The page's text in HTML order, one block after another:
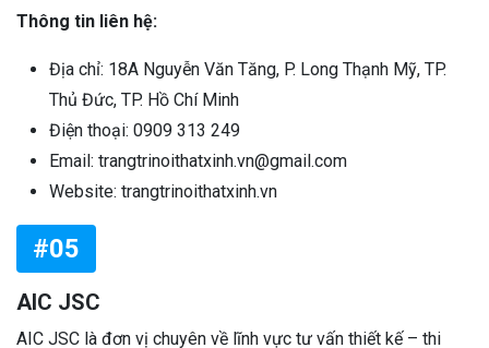
Thông tin liên hệ:
Địa chỉ: 18A Nguyễn Văn Tăng, P. Long Thạnh Mỹ, TP.
Thủ Đức, TP. Hồ Chí Minh
Điện thoại: 0909 313 249
Email: trangtrinoithatxinh.vn@gmail.com
Website: trangtrinoithatxinh.vn
#05
AIC JSC
AIC JSC là đơn vị chuyên về lĩnh vực tư vấn thiết kế – thi